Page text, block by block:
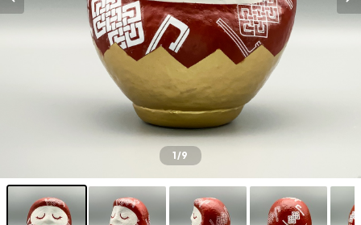
1/9